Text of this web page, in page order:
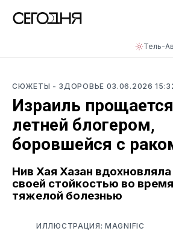
Тель-
СЮЖЕТЫ - ЗДОРОВЬЕ 03.06.2026
Израиль
летней блогером,
боровшейся с
Нив Хая Хазан
своей стойкостью во
тяжелой болезнью
ИЛЛЮСТРАЦИЯ: MAGNIFIC